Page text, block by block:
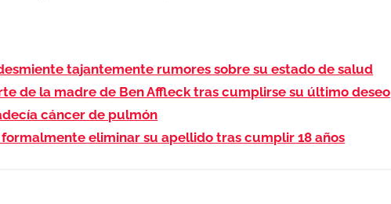
tajantemente rumores sobre su estado de salud
de la madre de Ben Affleck tras cumplirse su último deseo
cáncer de pulmón
eliminar su apellido tras cumplir 18 años